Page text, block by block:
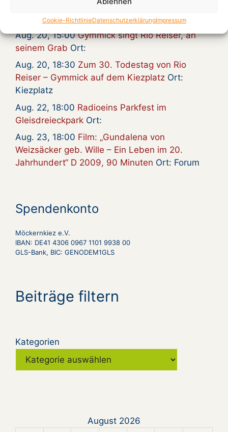
Cookie-RichtlinieDatenschutzerklärungImpressum
Country and Blues von Pat
Carter und Enrico FranceseOrt: Kiezplatz
Aug. 20, 15:00Gymmick singt Rio Reiser, an
seinem Grab Ort:
Aug. 20, 18:30 Zum 30. Todestag von Rio
Reiser – Gymmick auf dem Kiezplatz Ort:
Kiezplatz
Aug. 22, 18:00 Radioeins Parkfest im
Gleisdreieckpark Ort:
Aug. 23, 18:00 Film: „Gundalena von
Weizsäcker geb. Wille – Ein Leben im 20.
Jahrhundert“ D 2009, 90 Minuten Ort: Forum
Spendenkonto
Möckernkiez e.V.
IBAN: DE41 4306 0967 1101 9938 00
GLS-Bank, BIC: GENODEM1GLS
Beiträge filtern
Kategorien
August 2026